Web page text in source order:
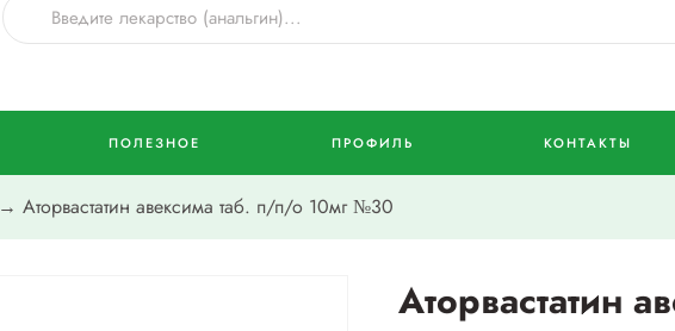
ПОЛЕЗНОЕ ПРОФИЛЬ КОНТАКТЫ
→ Аторвастатин авексима таб. п/п/о 10мг №30
Аторвастатин